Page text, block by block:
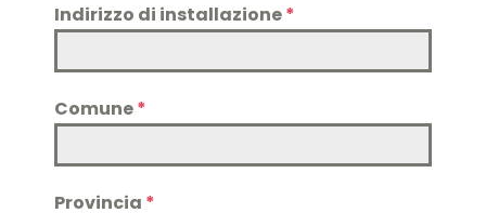
Indirizzo di installazione*
Comune*
Provincia *